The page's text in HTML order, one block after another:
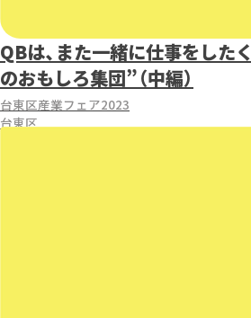
QBは、また一緒に仕事をした
のおもしろ集団”（中編）
台東区産業フェア2023
台東区